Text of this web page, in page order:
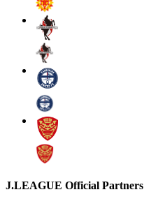
J.LEAGUE Official Partners